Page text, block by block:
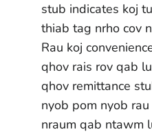
stub indicates koj
thiab tag nrho cov
Rau koj
qhov rais rov qab
qhov remittance
nyob pom nyob
nraum qab ntawm